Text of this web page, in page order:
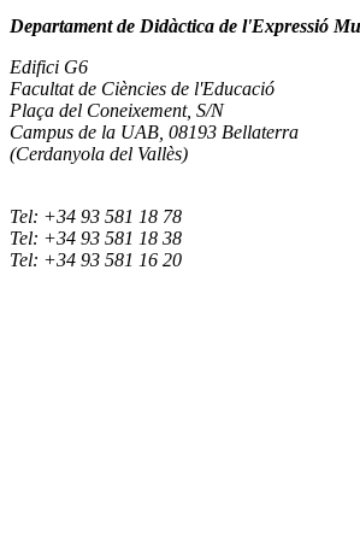
Departament de Didàctica de l'Expressió
Edifici G6
Facultat de Ciències de l'Educació
Plaça del Coneixement, S/N
Campus de la UAB, 08193 Bellaterra
(Cerdanyola del Vallès)
Tel: +34 93 581 18 78
Tel: +34 93 581 18 38
Tel: +34 93 581 16 20